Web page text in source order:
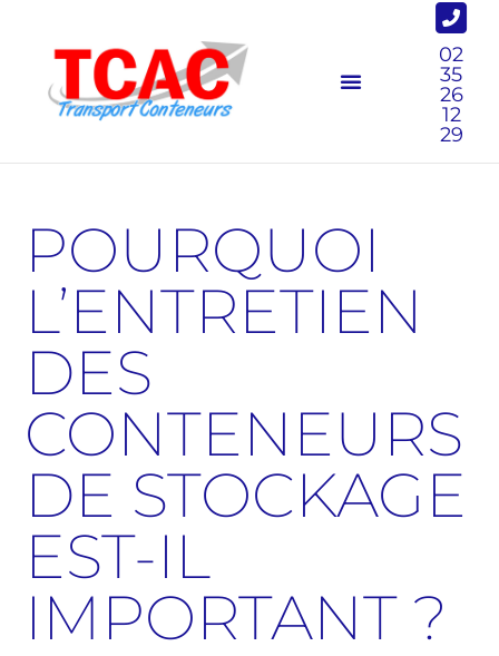
02
35
26
12
29
POURQUOI
L’ENTRETIEN
DES
CONTENEURS
DE STOCKAGE
EST-IL
IMPORTANT ?